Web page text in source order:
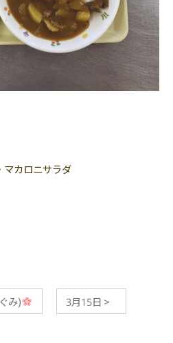
カロニサラダ
み) 3月15日 >